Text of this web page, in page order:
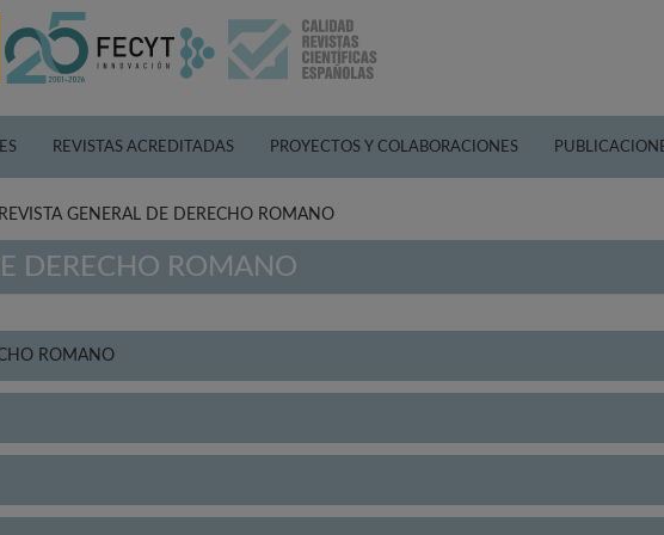
REVISTAS ACREDITADAS PROYECTOS Y COLABORACIONES
REVISTA GENERAL DE DERECHO ROMANO
DERECHO ROMANO
ROMANO